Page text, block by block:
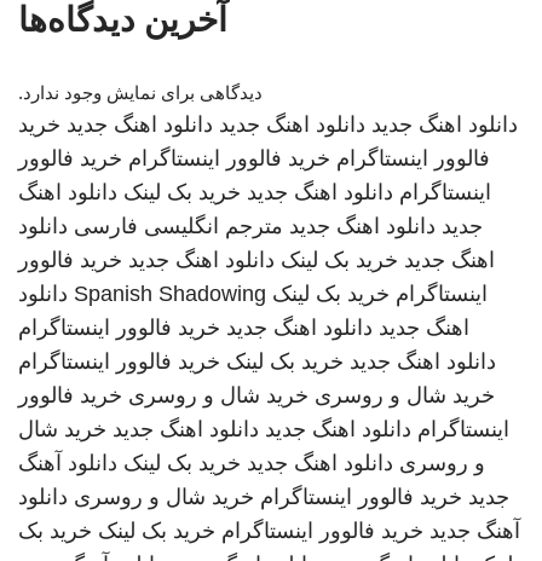
آخرین دیدگاه‌ها
دیدگاهی برای نمایش وجود ندارد.
دانلود اهنگ جدید دانلود اهنگ جدید دانلود اهنگ جدید خرید
فالوور اینستاگرام خرید فالوور اینستاگرام خرید فالوور
اینستاگرام دانلود اهنگ جدید خرید بک لینک دانلود اهنگ
جدید دانلود اهنگ جدید مترجم انگلیسی فارسی دانلود
اهنگ جدید خرید بک لینک دانلود اهنگ جدید خرید فالوور
اینستاگرام خرید بک لینک Spanish Shadowing دانلود
اهنگ جدید دانلود اهنگ جدید خرید فالوور اینستاگرام
دانلود اهنگ جدید خرید بک لینک خرید فالوور اینستاگرام
خرید شال و روسری خرید شال و روسری خرید فالوور
اینستاگرام دانلود اهنگ جدید دانلود اهنگ جدید خرید شال
و روسری دانلود اهنگ جدید خرید بک لینک دانلود آهنگ
جدید خرید فالوور اینستاگرام خرید شال و روسری دانلود
آهنگ جدید خرید فالوور اینستاگرام خرید بک لینک خرید بک